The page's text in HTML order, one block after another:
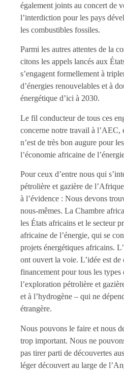
également joints au concert de
l’interdiction pour les pays
les combustibles fossiles.
Parmi les autres attentes de la
citons les appels lancés aux
s’engagent formellement à
d’énergies renouvelables et à
énergétique d’ici à 2030.
Le fil conducteur de tous ces
concerne notre travail à l’AEC,
n’est de très bon augure pour
l’économie africaine de
Pour ceux d’entre nous qui
pétrolière et gazière de
à l’évidence : Nous devons
nous-mêmes. La Chambre
les États africains et le secteur
africaine de l’énergie, qui se
projets énergétiques africains.
ont ouvert la voie. L’idée est de
financement pour tous les types
l’exploration pétrolière et
et à l’hydrogène – qui ne
étrangère.
Nous pouvons le faire et nous
trop important. Nous ne
pas tirer parti de découvertes
léger découvert au large de